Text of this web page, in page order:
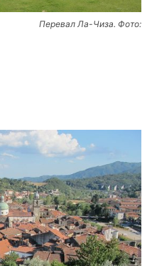
Перевал Ла-Чиза. Фото: